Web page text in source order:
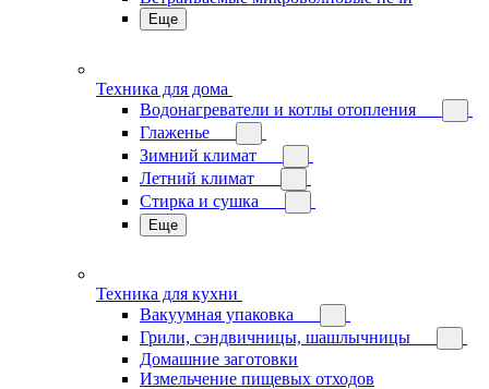
Еще
Техника для дома
Водонагреватели и котлы отопления
Глаженье
Зимний климат
Летний климат
Стирка и сушка
Еще
Техника для кухни
Вакуумная упаковка
Грили, сэндвичницы, шашлычницы
Домашние заготовки
Измельчение пищевых отходов